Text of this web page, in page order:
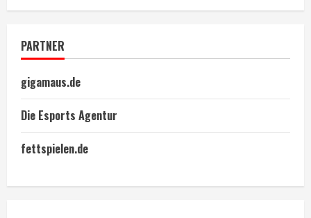
PARTNER
gigamaus.de
Die Esports Agentur
fettspielen.de